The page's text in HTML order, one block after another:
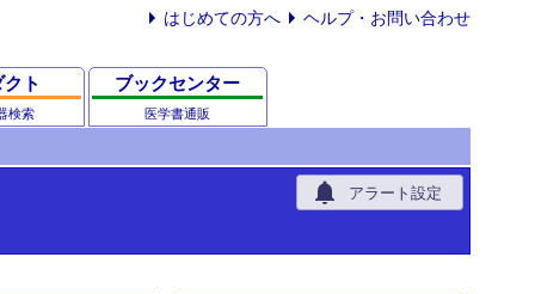
はじめての方へ ヘルプ・お問い合わせ
ト
検索
ブックセンター
医学書通販
notifications アラート設定